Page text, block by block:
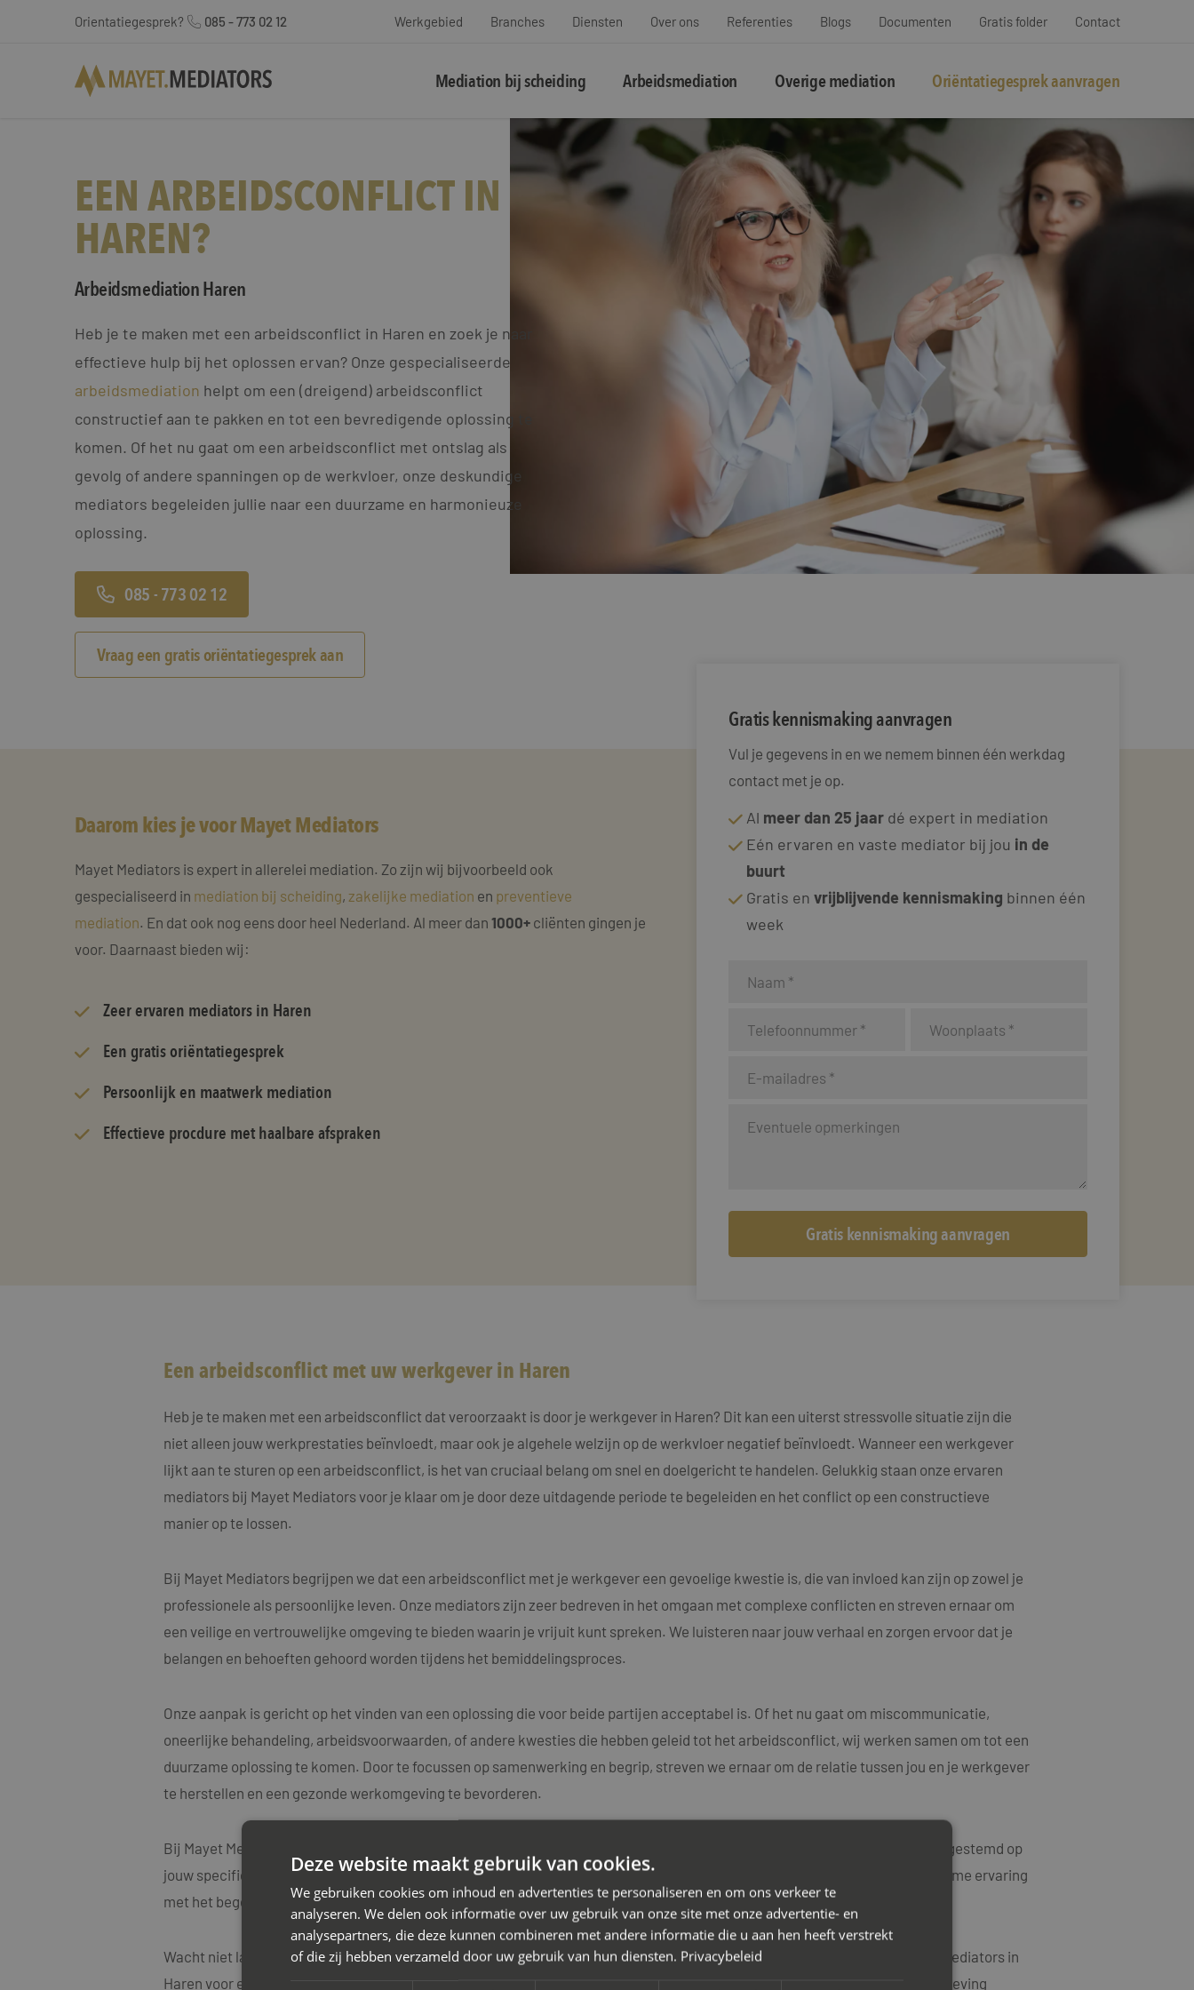
Orientatiegesprek? 085 - 773 02 12 Werkgebied Branches Diensten Over ons Referenties Blogs Documenten Gratis folder Contact
Mediation bij scheiding Arbeidsmediation Overige mediation Oriëntatiegesprek aanvragen
EEN ARBEIDSCONFLICT IN
HAREN?
Arbeidsmediation Haren
Heb je te maken met een arbeidsconflict in Haren en zoek je naar
effectieve hulp bij het oplossen ervan? Onze gespecialiseerde
arbeidsmediation helpt om een (dreigend) arbeidsconflict
constructief aan te pakken en tot een bevredigende oplossing te
komen. Of het nu gaat om een arbeidsconflict met ontslag als
gevolg of andere spanningen op de werkvloer, onze deskundige
mediators begeleiden jullie naar een duurzame en harmonieuze
oplossing.
085 - 773 02 12
Vraag een gratis oriëntatiegesprek aan
Daarom kies je voor Mayet Mediators
Mayet Mediators is expert in allerelei mediation. Zo zijn wij bijvoorbeeld ook
gespecialiseerd in mediation bij scheiding, zakelijke mediation en preventieve
mediation. En dat ook nog eens door heel Nederland. Al meer dan 1000+cliënten gingen je
voor. Daarnaast bieden wij:
Zeerervaren mediatorsin Haren
Een gratis oriëntatiegesprek
Persoonlijk en maatwerk mediation
Effectieve procdure met haalbare afspraken
Gratis kennismaking aanvragen
Vul je gegevens in en we nemem binnen één werkdag
contact met je op.
Al meer dan 25 jaar dé expert in mediation
Eén ervaren en vaste mediator bij jou in de
buurt
Gratis envrijblijvende kennismaking binnen één
week
Een arbeidsconflict met uw werkgever in Haren
Heb je te maken met een arbeidsconflict dat veroorzaakt is door je werkgever in Haren? Dit kan een uiterst stressvolle situatie zijn die
niet alleen jouw werkprestaties beïnvloedt, maar ook je algehele welzijn op de werkvloer negatief beïnvloedt. Wanneer een werkgever
lijkt aan te sturen op een arbeidsconflict, is het van cruciaal belang om snel en doelgericht te handelen. Gelukkig staan onze ervaren
mediators bij Mayet Mediators voor je klaar om je door deze uitdagende periode te begeleiden en het conflict op een constructieve
manier op te lossen.
Bij Mayet Mediators begrijpen we dat een arbeidsconflict met je werkgever een gevoelige kwestie is, die van invloed kan zijn op zowel je
professionele als persoonlijke leven. Onze mediators zijn zeer bedreven in het omgaan met complexe conflicten en streven ernaar om
een veilige en vertrouwelijke omgeving te bieden waarin je vrijuit kunt spreken. We luisteren naar jouw verhaal en zorgen ervoor dat je
belangen en behoeften gehoord worden tijdens het bemiddelingsproces.
Onze aanpak is gericht op het vinden van een oplossing die voor beide partijen acceptabel is. Of het nu gaat om miscommunicatie,
oneerlijke behandeling, arbeidsvoorwaarden, of andere kwesties die hebben geleid tot het arbeidsconflict, wij werken samen om tot een
duurzame oplossing te komen. Door te focussen op samenwerking en begrip, streven we ernaar om de relatie tussen jou en je werkgever
te herstellen en een gezonde werkomgeving te bevorderen.
Bij Mayet Mediators begrijpen we ook dat elk arbeidsconflict uniek is en daarom bieden we maatwerkoplossingen die zijn afgestemd op
jouw specifieke situatie. Onze mediators beschikken over diepgaande kennis van arbeidsrechtelijke kwesties en hebben ruime ervaring
met het begeleiden van diverse arbeidsconflicten.
Wacht niet langer met het aanpakken van het arbeidsconflict met je werkgever. Neem vandaag nog contact op met Mayet Mediators in
Haren voor een vrijblijvend adviesgesprek. Samen zetten we de eerste stap richting een positieve en harmonieuze werkomgeving
Deze website maakt gebruik van cookies.
We gebruiken cookies om inhoud en advertenties te personaliseren en om ons verkeer te
analyseren. We delen ook informatie over uw gebruik van onze site met onze advertentie- en
analysepartners, die deze kunnen combineren met andere informatie die u aan hen heeft verstrekt
of die zij hebben verzameld door uw gebruik van hun diensten. Privacybeleid